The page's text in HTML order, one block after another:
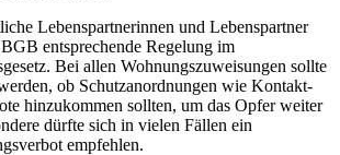
Lebenspartnerinnen und Lebenspartner
entsprechende Regelung im
Bei allen Wohnungszuweisungen sollte
ob Schutzanordnungen wie Kontakt-
hinzukommen sollten, um das Opfer weiter
dürfte sich in vielen Fällen ein
empfehlen.